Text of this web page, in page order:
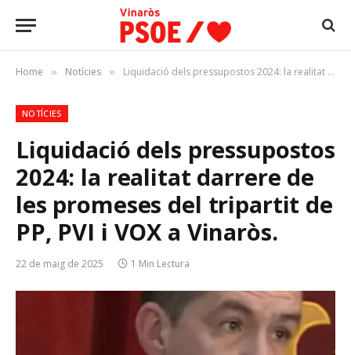
Home » Notícies » Liquidació dels pressupostos 2024: la realitat darrere de les promeses del tripartit de PP, PVI i VOX a Vinaròs.
NOTÍCIES
Liquidació dels pressupostos
2024: la realitat darrere de
les promeses del tripartit de
PP, PVI i VOX a Vinaròs.
22 de maig de 2025 1 Min Lectura